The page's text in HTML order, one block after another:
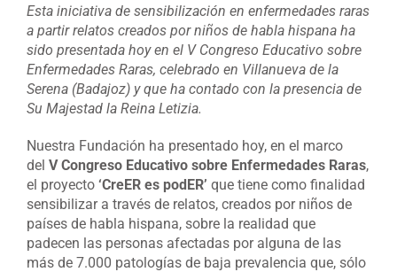
Esta iniciativa de sensibilización en enfermedades raras
a partir relatos creados por niños de habla hispana ha
sido presentada hoy en el V Congreso Educativo sobre
Enfermedades Raras, celebrado en Villanueva de la
Serena (Badajoz) y que ha contado con la presencia de
Su Majestad la Reina Letizia.
Nuestra Fundación ha presentado hoy, en el marco
del V Congreso Educativo sobre Enfermedades Raras,
el proyecto ‘CreER es podER’ que tiene como finalidad
sensibilizar a través de relatos, creados por niños de
países de habla hispana, sobre la realidad que
padecen las personas afectadas por alguna de las
más de 7.000 patologías de baja prevalencia que, sólo